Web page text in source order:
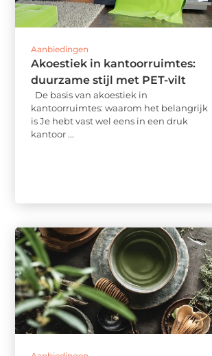
Aanbiedingen
Akoestiek in kantoorruimtes:
duurzame stijl met PET-vilt
De basis van akoestiek in
kantoorruimtes: waarom het belangrijk
is Je hebt vast wel eens in een druk
kantoor ...